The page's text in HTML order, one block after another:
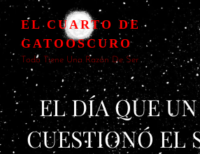
EL CUARTO DE
GATOOSCURO
Todo Tiene Una Razón De Ser
EL DÍA QUE
CUESTIONÓ EL